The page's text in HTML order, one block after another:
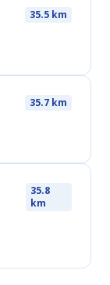
35.5 km
35.7 km
35.8
km